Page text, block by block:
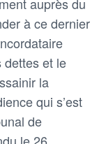
à ce dernier
dettes et le
la
qui s’est
de